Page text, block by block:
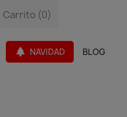
Carrito (0)
Carrito (0)
park NAVIDAD BLOG